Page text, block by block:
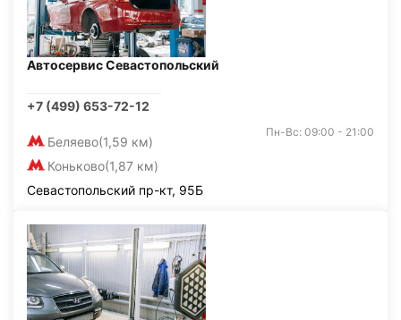
Автосервис Севастопольский
+7 (499) 653-72-12
Беляево(1,59 км)
Коньково(1,87 км)
Пн-Вс: 09:00 - 21:00
Севастопольский пр-кт, 95Б